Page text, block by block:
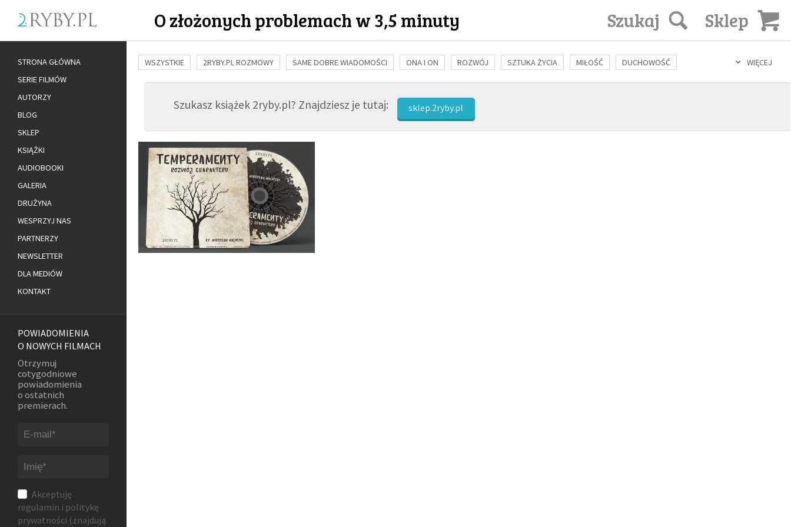
O złożonych problemach w 3,5 minuty Sklep
Szukaj
WIĘCEJ
WSZYSTKIE 2RYBY.PL ROZMOWY SAME DOBRE WIADOMOŚCI ONA I ON ROZWÓJ SZTUKA ŻYCIA MIŁOŚĆ DUCHOWOŚĆ
BUDOWANIE WIĘZI RODZINA NAUKA BIBLIA KOBIETA MĘŻCZYZNA RELIGIE FILOZOFIA KULTURA ŚWIĘCI SEKS IN VITRO
ADOPCJASzukasz książek 2ryby.pl? Znajdziesz je tutaj: sklep.2ryby.pl
STRONA GŁÓWNA
SERIE FILMÓW
AUTORZY
BLOG
SKLEP
KSIĄŻKI
AUDIOBOOKI
GALERIA
DRUŻYNA
WESPRZYJ NAS
PARTNERZY
NEWSLETTER
DLA MEDIÓW
KONTAKT
POWIADOMIENIA
O NOWYCH FILMACH
Otrzymuj
cotygodniowe
powiadomienia
o ostatnich
premierach.
Akceptuję
regulamin i politykę
prywatności (znajdują